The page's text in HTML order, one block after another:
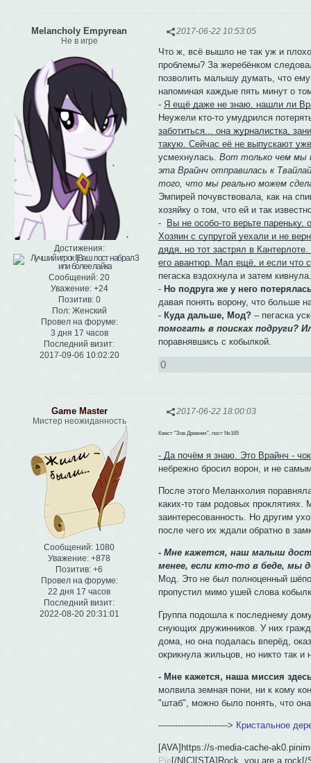
2017-06-22 10:53:05
Melancholy Empyrean
Не в игре
Достижения:
Сообщений: 20
Уважение: +24
Позитив: 0
Пол:Женский
Провел на форуме:
3 дня 17 часов
Последний визит:
2017-09-06 10:02:20
Что ж, всё вышло не так уж и
проблемы? За жеребёнком
позволить малышу думать, что
напоминая каждые пять минут о
- Я ещё даже не знаю, нашли ли
Неужели кто-то умудрился
заботиться... она журналистка,
такую. Сейчас её не выпускают
усмехнулась. Вот только чем мы
эта Врайнч отправилась к
того, что мы реально можем
Эмпирей почувствовала, как на
хозяйку о том, что ей и так
- Вы не особо-то верьте
Хозяин с супругой уехали и не
дядя, но тот застрял в
его авантюр. Мал ещё, и если что
пегаска вздохнула и затем
-Но подруга же у него
давая понять ворону, что больше
-Куда дальше, Мод? – пегаска
помогать в поисках подруги?
поравнявшись с кобылкой.
0
2017-06-22 18:00:03
Game Master
Мистер неожиданность
Сообщений: 1080
Уважение: +878
Позитив: +6
Провел на форуме:
22 дня 17 часов
Последний визит:
2022-08-20 20:31:01
Квест "Зов Древних", пост №165
- Да почём я знаю. Это Врайнч -
небрежно бросил ворон, и не
После этого Меланхолия
каких-то там родовых
заинтересованность. Но другим
после чего их ждали обратно в
- Мне кажется, наш малыш
менее, если кто-то в беде, мы
Мод. Это не был полноценный
пропустил мимо ушей слова
Группа подошла к последнему
снующих дружинников. У них
дома, но она подалась вперёд,
окрикнула жильцов, но никто так и
- Мне кажется, наша миссия
молвила земная пони, ни к кому
"штаб", можно было понять, что
-------------------------> Кристальное
[AVA]https://s-media-cache-
Pie[/NIC][STA]Rock, you are a rock[/